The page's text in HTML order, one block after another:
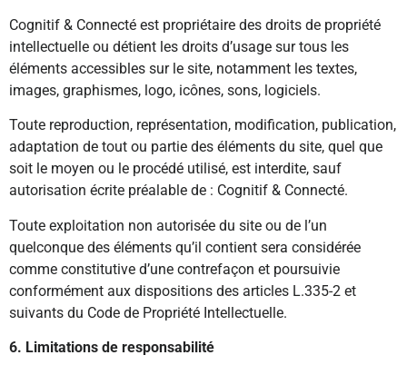
Cognitif & Connecté est propriétaire des droits de propriété
intellectuelle ou détient les droits d’usage sur tous les
éléments accessibles sur le site, notamment les textes,
images, graphismes, logo, icônes, sons, logiciels.
Toute reproduction, représentation, modification, publication,
adaptation de tout ou partie des éléments du site, quel que
soit le moyen ou le procédé utilisé, est interdite, sauf
autorisation écrite préalable de : Cognitif & Connecté.
Toute exploitation non autorisée du site ou de l’un
quelconque des éléments qu’il contient sera considérée
comme constitutive d’une contrefaçon et poursuivie
conformément aux dispositions des articles L.335-2 et
suivants du Code de Propriété Intellectuelle.
6. Limitations de responsabilité